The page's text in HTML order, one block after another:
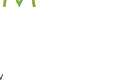
wniesienia
oraz prawo do
jej cofnięciem. W tym celu
Mouton Interactive pod